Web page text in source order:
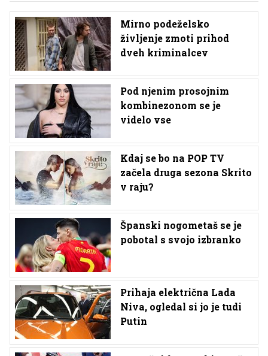
Mirno podeželsko
življenje zmoti prihod
dveh kriminalcev
Pod njenim prosojnim
kombinezonom se je
videlo vse
Kdaj se bo na POP TV
začela druga sezona Skrito
v raju?
Španski nogometaš se je
pobotal s svojo izbranko
Prihaja električna Lada
Niva, ogledal si jo je tudi
Putin